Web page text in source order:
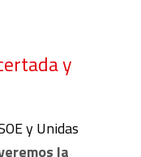
y
y Unidas
la